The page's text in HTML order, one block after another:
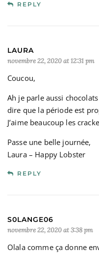
REPLY
LAURA
novembre 22, 2020 at 12:31 pm
Coucou,
Ah je parle aussi
dire que la période est
J’aime beaucoup les
Passe une belle journée,
Laura – Happy Lobster
REPLY
S0LANGE06
novembre 22, 2020 at 3:38 pm
Olala comme ça donne